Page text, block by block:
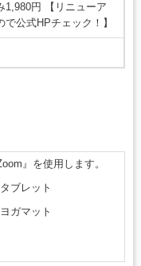
1,980円 【リニューア
公式HPチェック！】
』を使用します。
ブレット
ガマット